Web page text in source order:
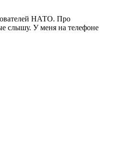
НАТО. Про
слышу. У меня на телефоне